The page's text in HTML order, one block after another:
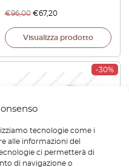
tecnologie come i
alle informazioni del
ci permetterà di
di navigazione o
€96,00 €67,20
Visualizza prodotto
-30%